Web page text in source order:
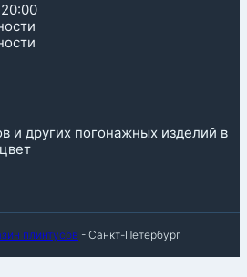
и других погонажных изделий в
плинтусов - Санкт-Петербург